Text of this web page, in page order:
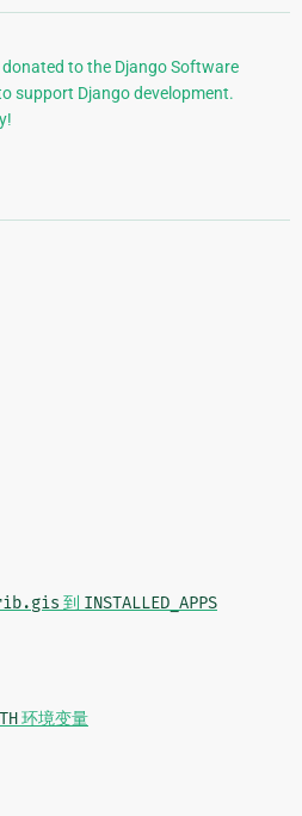
donated to the Django Software
support Django development.
到 INSTALLED_APPS
环境变量